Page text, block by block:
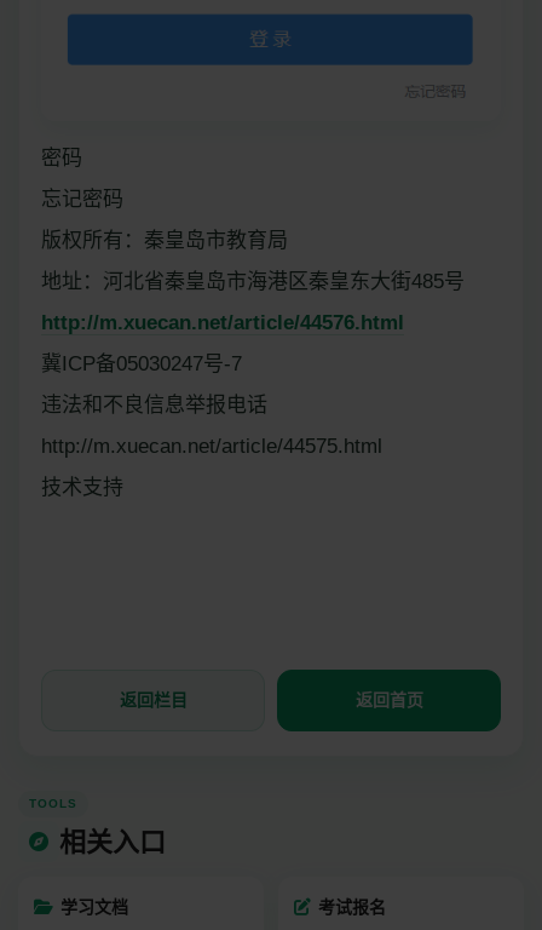
密码
忘记密码
版权所有：秦皇岛市教育局
地址：河北省秦皇岛市海港区秦皇东大街485号
http://m.xuecan.net/article/44576.html
冀ICP备05030247号-7
违法和不良信息举报电话
http://m.xuecan.net/article/44575.html
技术支持
返回栏目 返回首页
TOOLS
相关入口
学习文档 考试报名